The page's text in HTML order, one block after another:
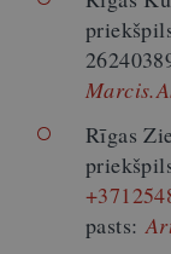
Rīgas
pasts: